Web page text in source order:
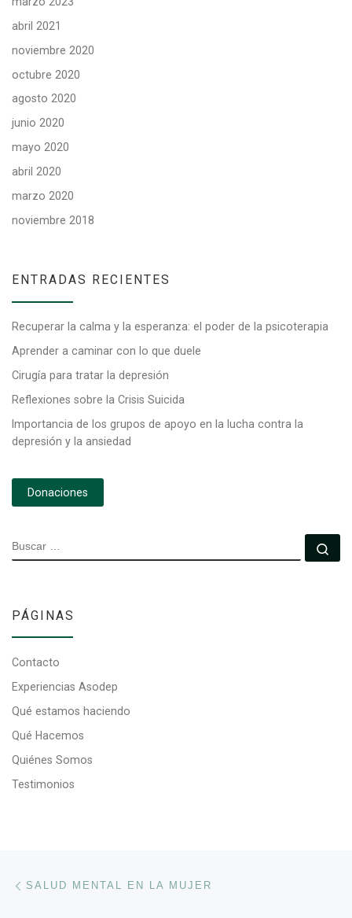
abril 2021
noviembre 2020
octubre 2020
agosto 2020
junio 2020
mayo 2020
abril 2020
marzo 2020
noviembre 2018
ENTRADAS RECIENTES
Recuperar la calma y la esperanza: el poder de la psicoterapia
Aprender a caminar con lo que duele
Cirugía para tratar la depresión
Reflexiones sobre la Crisis Suicida
Importancia de los grupos de apoyo en la lucha contra la
depresión y la ansiedad
Donaciones
BUSCAR
PÁGINAS
Contacto
Experiencias Asodep
Qué estamos haciendo
Qué Hacemos
Quiénes Somos
Testimonios
Navegación de entradas
SALUD MENTAL EN LA MUJER